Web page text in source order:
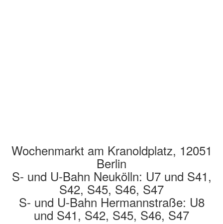
Wochenmarkt am Kranoldplatz, 12051
Berlin
S- und U-Bahn Neukölln: U7 und S41,
S42, S45, S46, S47
S- und U-Bahn Hermannstraße: U8
und S41, S42, S45, S46, S47